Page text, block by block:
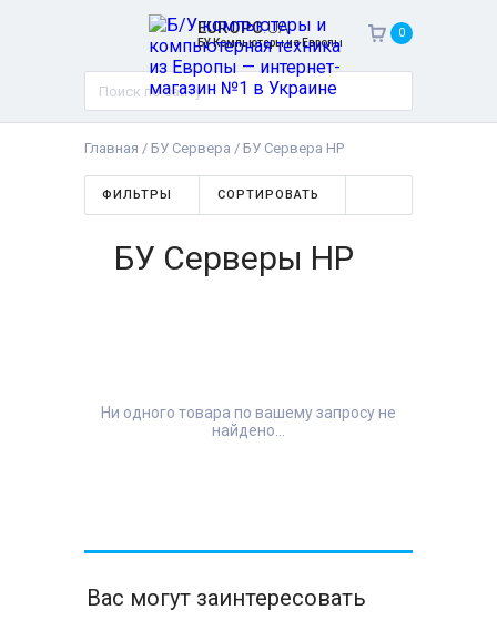
EUROPC.UA
БУ Компьютеры из Европы
0
Главная / БУ Сервера / БУ Сервера HP
ФИЛЬТРЫ СОРТИРОВАТЬ
БУ Серверы HP
Ни одного товара по вашему запросу не
найдено...
Вас могут заинтересовать